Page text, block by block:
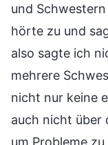
und
hörte zu und
also sagte ich
mehrere
nicht nur keine
auch nicht über
um Probleme